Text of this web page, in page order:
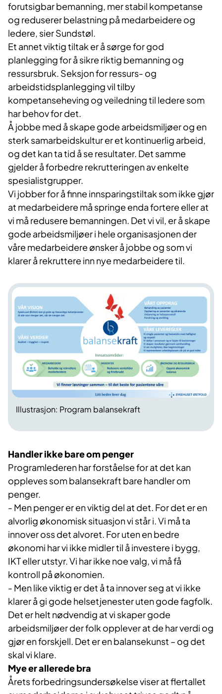
forutsigbar bemanning, mer stabil kompetanse
og reduserer belastning på medarbeidere og
ledere, sier Sundstøl.
Et annet viktig tiltak er å sørge for god
planlegging for å sikre riktig bemanning og
ressursbruk. Seksjon for ressurs- og
arbeidstidsplanlegging vil tilby
kompetanseheving og veiledning til ledere som
har behov for det.
Å jobbe med å skape gode arbeidsmiljøer og en
sterk samarbeidskultur er et kontinuerlig arbeid,
og det kan ta tid å se resultater. Det samme
gjelder å forbedre rekrutteringen av enkelte
spesialistgrupper.
Vi jobber for å finne innsparingstiltak som ikke gjør
at medarbeidere må springe enda fortere eller at
vi må redusere bemanningen. Det vi vil, er å skape
gode arbeidsmiljøer i hele organisasjonen der
våre medarbeidere ønsker å jobbe og som vi
klarer å rekruttere inn nye medarbeidere til.
Illustrasjon: Program balansekraft
Handler ikke bare om penger
Programlederen har forståelse for at det kan
oppleves som balansekraft bare handler om
penger.
- Men penger er en viktig del at det. For det er en
alvorlig økonomisk situasjon vi står i. Vi må ta
innover oss det alvoret. For uten en bedre
økonomi har vi ikke midler til å investere i bygg,
IKT eller utstyr. Vi har ikke noe valg, vi må få
kontroll på økonomien.
- Men like viktig er det å ta innover seg at vi ikke
klarer å gi gode helsetjenester uten gode fagfolk.
Det er helt nødvendig at vi skaper gode
arbeidsmiljøer der folk opplever at de har verdi og
gjør en forskjell. Det er en balansekunst – og det
skal vi klare.
Mye er allerede bra
Årets forbedringsundersøkelse viser at flertallet